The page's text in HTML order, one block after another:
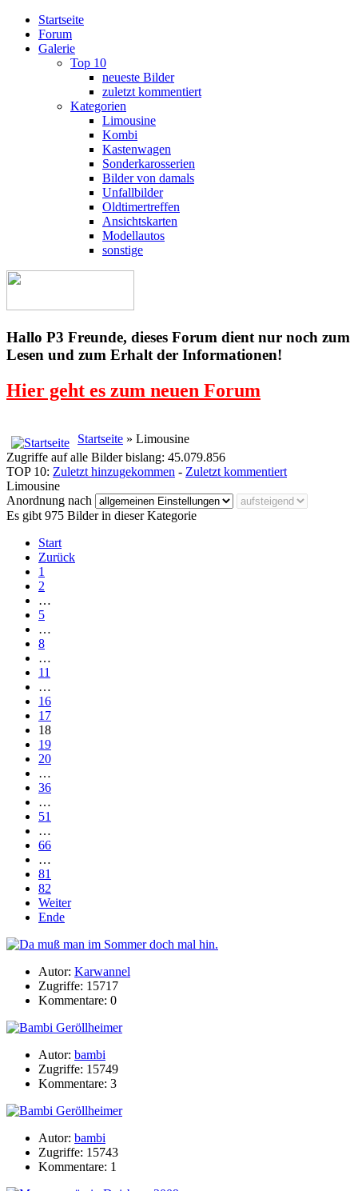
Startseite
Forum
Galerie
Top 10
neueste Bilder
zuletzt kommentiert
Kategorien
Limousine
Kombi
Kastenwagen
Sonderkarosserien
Bilder von damals
Unfallbilder
Oldtimertreffen
Ansichtskarten
Modellautos
sonstige
Hallo P3 Freunde, dieses Forum dient nur noch zum
Lesen und zum Erhalt der Informationen!
Hier geht es zum neuen Forum
Startseite » Limousine
Zugriffe auf alle Bilder bislang: 45.079.856
TOP 10: Zuletzt hinzugekommen - Zuletzt kommentiert
Limousine
Anordnung nach
Es gibt 975 Bilder in dieser Kategorie
Start
Zurück
1
2
…
5
…
8
…
11
…
16
17
18
19
20
…
36
…
51
…
66
…
81
82
Weiter
Ende
Autor: Karwannel
Zugriffe: 15717
Kommentare: 0
Autor: bambi
Zugriffe: 15749
Kommentare: 3
Autor: bambi
Zugriffe: 15743
Kommentare: 1